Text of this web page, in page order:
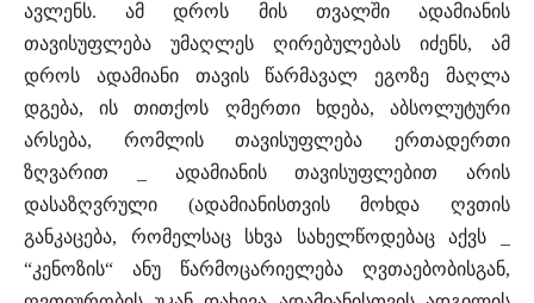
ავლენს. ამ დროს მის თვალში ადამიანის
თავისუფლება უმაღლეს ღირებულებას იძენს, ამ
დროს ადამიანი თავის წარმავალ ეგოზე მაღლა
დგება, ის თითქოს ღმერთი ხდება, აბსოლუტური
არსება, რომლის თავისუფლება ერთადერთი
ზღვარით _ ადამიანის თავისუფლებით არის
დასაზღვრული (ადამიანისთვის მოხდა ღვთის
განკაცება, რომელსაც სხვა სახელწოდებაც აქვს _
“კენოზის“ ანუ წარმოცარიელება ღვთაებობისგან,